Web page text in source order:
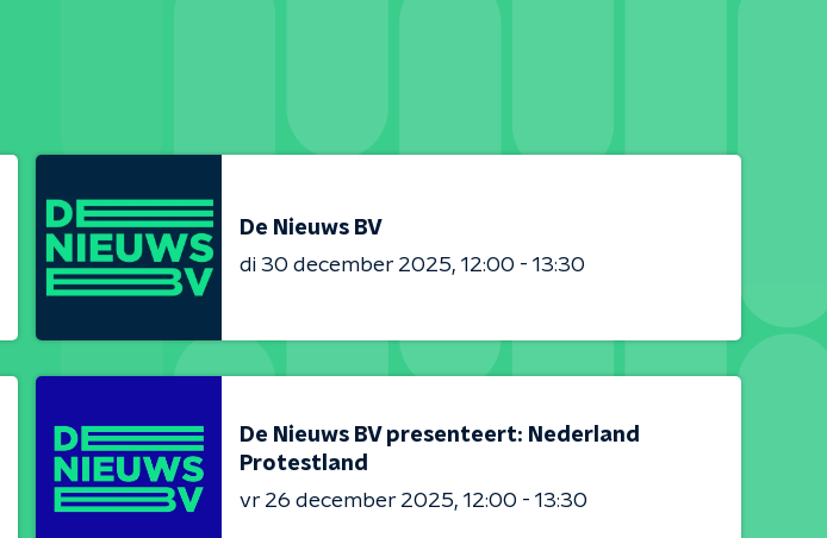
De Nieuws BV
di 30 december 2025 12:00 - 13:30
De Nieuws BV presenteert: Nederland
Protestland
vr 26 december 2025 12:00 - 13:30